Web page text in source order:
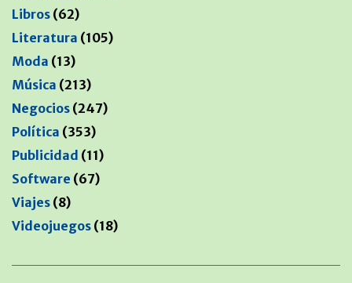
Libros (62)
Literatura (105)
Moda (13)
Música (213)
Negocios (247)
Política (353)
Publicidad (11)
Software (67)
Viajes (8)
Videojuegos (18)